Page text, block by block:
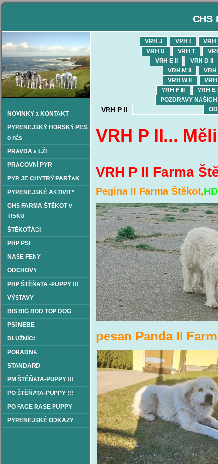
CHS
NOVINKY a KONTAKT
PYRENEJSKÝ HORSKÝ PES
o nás
PRAVDA a LŽI
PRACOVNÍ PYR
PYR JE CHYTRÝ PARŤÁK
PYRENEJSKÉ AKTIVITY
CHS FARMA ŠTĚKOT v
TISKU
ŠTĚKOŤÁCI
PHP PSI
NAŠE FENY
ODCHOVY
PHP ŠTĚŇATA -PUPPY !!!
VÝSTAVY
BIS BIG BOD TOP DOG
PSÍ NEBE
DLUŽNÍCI
PORADNA
STANDARD
PM ŠTĚŇATA-PUPPY !!!
PO ŠTĚŇATA-PUPPY !!!
PO FACE RASE PUPPY
PYRENEJSKÉ ODKAZY
VRH P II
VRH
VRH I
VRH J
VRH T
VRH U
VRH D II
VRH E II
VRH
VRH M II
VRH
VRH W II
VRH E
VRH F III
POZDRAVY
VRH P II...
VRH P II Farma
Pegina II Farma Štěkot,
pesan Panda II